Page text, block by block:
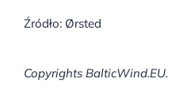
Źródło: Ørsted
Copyrights BalticWind.EU.